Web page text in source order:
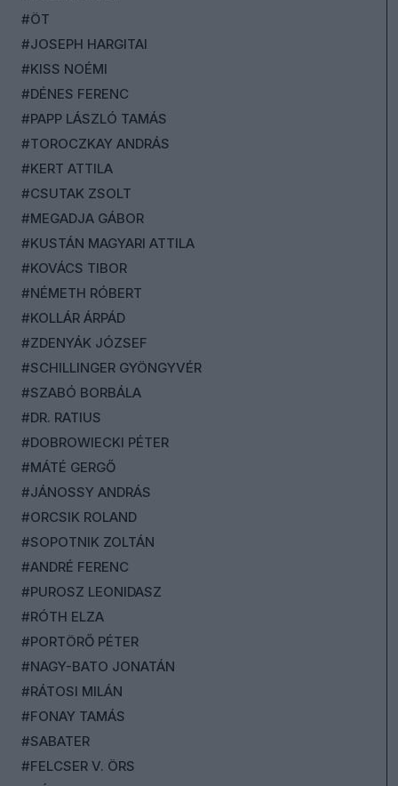
#ÖT
#JOSEPH HARGITAI
#KISS NOÉMI
#DÉNES FERENC
#PAPP LÁSZLÓ TAMÁS
#TOROCZKAY ANDRÁS
#KERT ATTILA
#CSUTAK ZSOLT
#MEGADJA GÁBOR
#KUSTÁN MAGYARI ATTILA
#KOVÁCS TIBOR
#NÉMETH RÓBERT
#KOLLÁR ÁRPÁD
#ZDENYÁK JÓZSEF
#SCHILLINGER GYÖNGYVÉR
#SZABÓ BORBÁLA
#DR. RATIUS
#DOBROWIECKI PÉTER
#MÁTÉ GERGŐ
#JÁNOSSY ANDRÁS
#ORCSIK ROLAND
#SOPOTNIK ZOLTÁN
#ANDRÉ FERENC
#PUROSZ LEONIDASZ
#RÓTH ELZA
#PORTÖRŐ PÉTER
#NAGY-BATO JONATÁN
#RÁTOSI MILÁN
#FONAY TAMÁS
#SABATER
#FELCSER V. ÖRS